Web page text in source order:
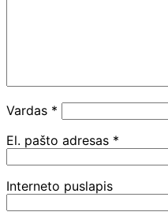
Vardas *
El. pašto adresas *
Interneto puslapis